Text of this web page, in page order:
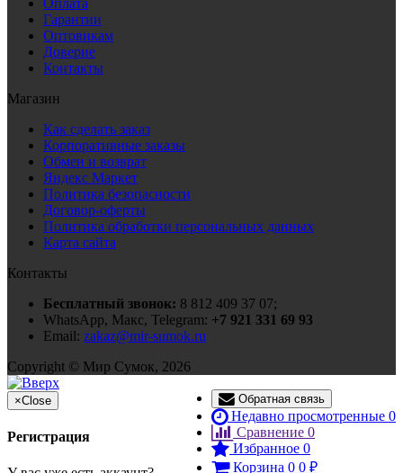
Оплата
Гарантии
Оптовикам
Доверие
Контакты
Магазин
Как сделать заказ
Корпоративные заказы
Обмен и возврат
Яндекс Маркет
Политика безопасности
Договор-оферты
Политика обработки персональных данных
Карта сайта
Контакты
Бесплатный звонок: 8 812 409 37 07;
WhatsApp, Макс, Telegram: +7 921 331 69 93
Email: zakaz@mir-sumok.ru
Copyright © Мир Сумок, 2026
Обратная связь
Недавно просмотренные 0
Сравнение 0
Избранное 0
Корзина 0 0 ₽
×Close
Регистрация